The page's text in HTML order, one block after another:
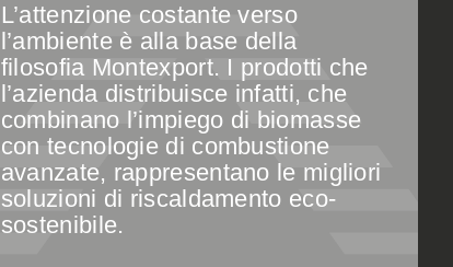
L’attenzione costante verso
l’ambiente è alla base della
filosofia Montexport. I prodotti che
l’azienda distribuisce infatti, che
combinano l’impiego di biomasse
con tecnologie di combustione
avanzate, rappresentano le migliori
soluzioni di riscaldamento eco-
sostenibile.